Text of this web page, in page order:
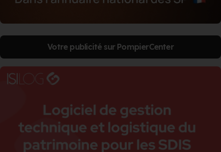
Votre publicité sur PompierCenter